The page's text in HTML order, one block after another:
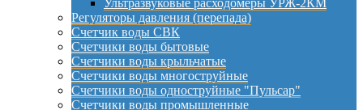
Ультразвуковые расходомеры УРЖ-2КМ
Регуляторы давления (перепада)
Счетчик воды СВК
Счетчики воды бытовые
Счетчики воды крыльчатые
Счетчики воды многоструйные
Счетчики воды одноструйные "Пульсар"
Счетчики воды промышленные